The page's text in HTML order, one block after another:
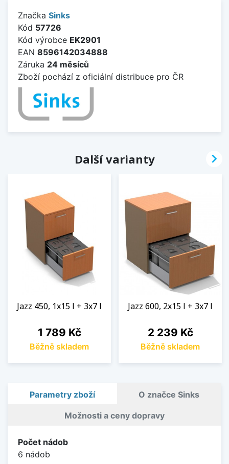
Značka Sinks
Kód 57726
Kód výrobce EK2901
EAN 8596142034888
Záruka 24 měsíců
Zboží pochází z oficiální distribuce pro ČR
Další varianty
Jazz 450, 1x15 l + 3x7 l
Cena
1 789 Kč
Běžně skladem
Jazz 600, 2x15 l + 3x7 l
Cena
2 239 Kč
Běžně skladem

Parametry zboží O značce Sinks
Možnosti a ceny dopravy
Počet nádob
6 nádob